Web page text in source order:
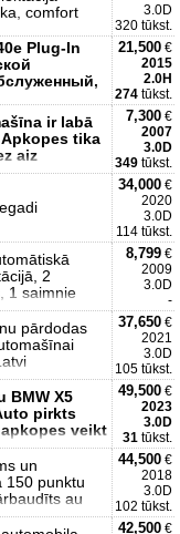
comfort
3.0D
320 tūkst.
Plug-In
21,500 €
2015
2.0H
274 tūkst.
ir labā
tika
aiz
7,300 €
2007
3.0D
349 tūkst.
34,000 €
2020
3.0D
114 tūkst.
2
1 saimnie
8,799 €
2009
3.0D
-
pārdodas
37,650 €
2021
3.0D
105 tūkst.
BMW X5
pirkts
veikt
49,500 €
2023
3.0D
31 tūkst.
un
150 punktu
au
44,500 €
2018
3.0D
102 tūkst.
42,500 €